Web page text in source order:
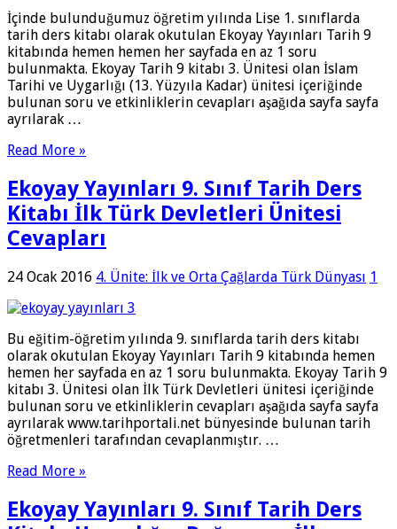
İçinde bulunduğumuz öğretim yılında Lise 1. sınıflarda
tarih ders kitabı olarak okutulan Ekoyay Yayınları Tarih 9
kitabında hemen hemen her sayfada en az 1 soru
bulunmakta. Ekoyay Tarih 9 kitabı 3. Ünitesi olan İslam
Tarihi ve Uygarlığı (13. Yüzyıla Kadar) ünitesi içeriğinde
bulunan soru ve etkinliklerin cevapları aşağıda sayfa sayfa
ayrılarak …
Read More »
Ekoyay Yayınları 9. Sınıf Tarih Ders
Kitabı İlk Türk Devletleri Ünitesi
Cevapları
24 Ocak 2016 4. Ünite: İlk ve Orta Çağlarda Türk Dünyası 1
Bu eğitim-öğretim yılında 9. sınıflarda tarih ders kitabı
olarak okutulan Ekoyay Yayınları Tarih 9 kitabında hemen
hemen her sayfada en az 1 soru bulunmakta. Ekoyay Tarih 9
kitabı 3. Ünitesi olan İlk Türk Devletleri ünitesi içeriğinde
bulunan soru ve etkinliklerin cevapları aşağıda sayfa sayfa
ayrılarak www.tarihportali.net bünyesinde bulunan tarih
öğretmenleri tarafından cevaplanmıştır. …
Read More »
Ekoyay Yayınları 9. Sınıf Tarih Ders